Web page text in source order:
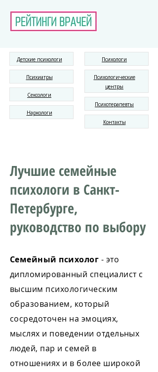
Детские психологи
Психиатры
Сексологи
Наркологи
Психологи
Психологические
центры
Психотерапевты
Контакты
Лучшие семейные
психологи в Санкт-
Петербурге,
руководство по выбору
Семейный психолог - это
дипломированный специалист с
высшим психологическим
образованием, который
сосредоточен на эмоциях,
мыслях и поведении отдельных
людей, пар и семей в
отношениях и в более широкой